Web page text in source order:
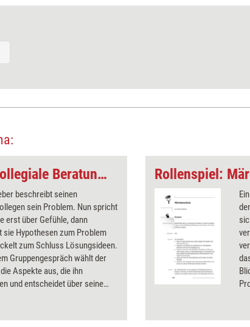
Teamentwicklung: Kollegiale Beratung – Theorie und Beispiel
beschreibt seinen
sein Problem. Nun spricht
erst über Gefühle, dann
Hypothesen zum Problem
zum Schluss Lösungsideen.
Gruppengespräch wählt der
Aspekte aus, die ihn
und entscheidet über seine
vorgestellt.
Rollenspiel: